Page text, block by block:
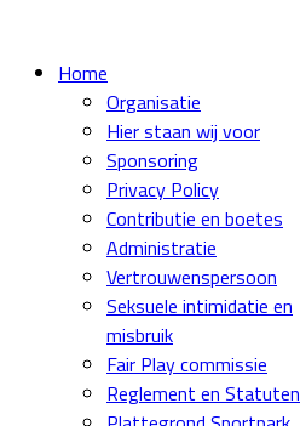
Home
Organisatie
Hier staan wij voor
Sponsoring
Privacy Policy
Contributie en boetes
Administratie
Vertrouwenspersoon
Seksuele intimidatie en
misbruik
Fair Play commissie
Reglement en Statuten